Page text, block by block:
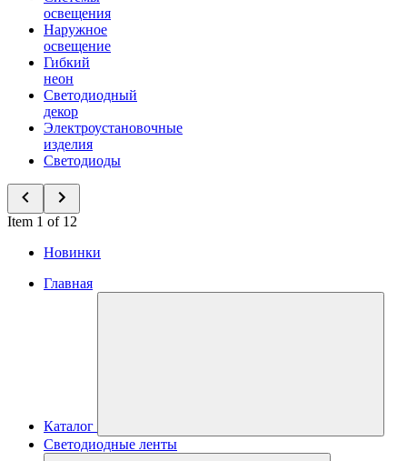
освещения
Наружное
освещение
Гибкий
неон
Светодиодный
декор
Электроустановочные
изделия
Светодиоды
Item 1 of 12
Новинки
Главная
Каталог
Светодиодные ленты